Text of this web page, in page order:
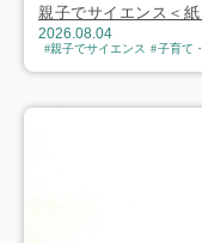
親子でサイエンス＜
2026.08.04
親子でサイエンス 子育て